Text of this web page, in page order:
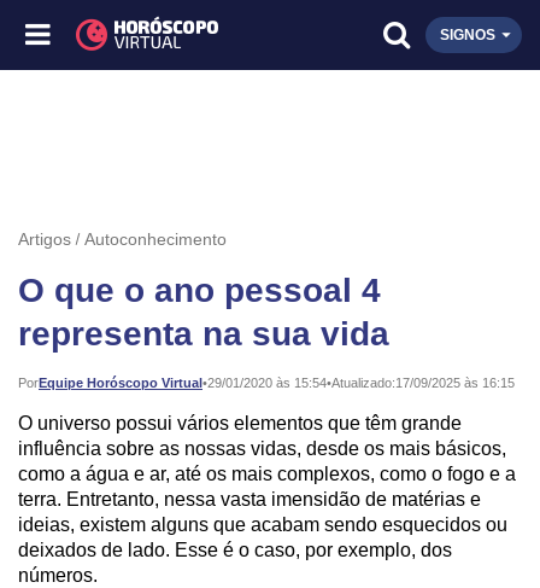
SIGNOS
Artigos Autoconhecimento
O que o ano pessoal 4
representa na sua vida
PorEquipe Horóscopo Virtual•
Publicado: 29/01/2020 às 15:54•Atualizado:17/09/2025 às 16:15
O universo possui vários elementos que têm grande
influência sobre as nossas vidas, desde os mais básicos,
como a água e ar, até os mais complexos, como o fogo e a
terra. Entretanto, nessa vasta imensidão de matérias e
ideias, existem alguns que acabam sendo esquecidos ou
deixados de lado. Esse é o caso, por exemplo, dos
números.